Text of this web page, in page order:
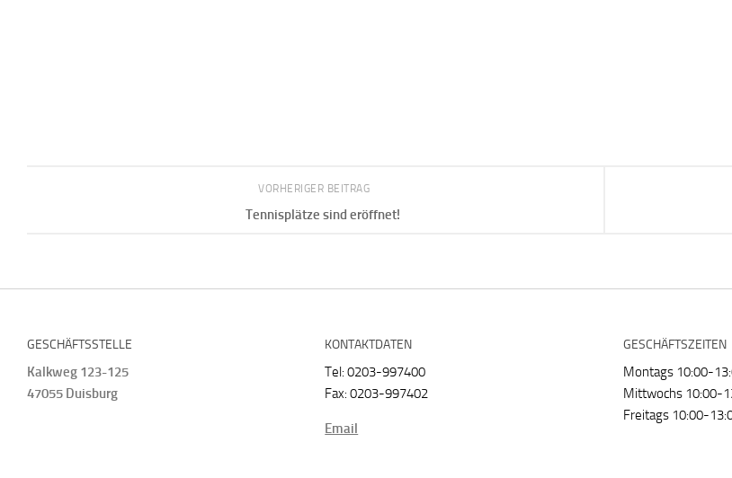
VORHERIGER BEITRAG
Tennisplätze sind eröffnet!
GESCHÄFTSSTELLE
Kalkweg 123-125
47055 Duisburg
KONTAKTDATEN
Tel: 0203-997400
Fax: 0203-997402
Email
GESCHÄFTSZEITEN
Montags 10:00-
Mittwochs 10:00-
Freitags 10:00-